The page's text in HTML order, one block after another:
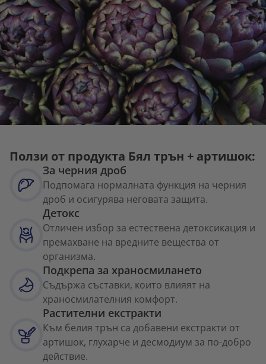
Ползи от продукта Бял трън + артишок:
За черния дроб
Подпомага нормалната функция на черния
дроб и осигурява неговата защита.
Детокс
Отличен избор за естествена детоксикация и
премахване на вредните вещества от
организма.
Подкрепа за храносмилането
Съдържа съставки, които влияят на
храносмилателния комфорт.
Растителни екстракти
Към белия трън са добавени екстракти от
артишок, глухарче и десмодиум за по-добро
действие.